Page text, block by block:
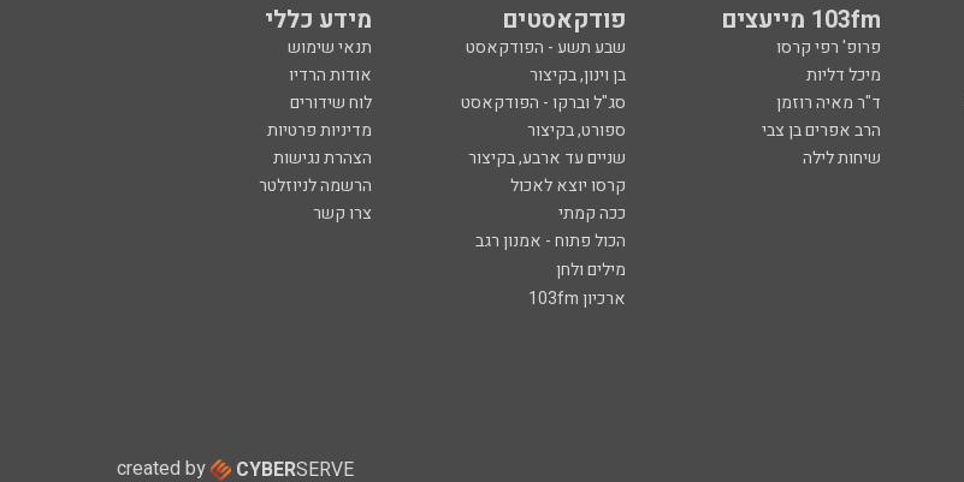
103fm מייעצים פודקאסטים מידע כללי
פרופ' רפי קרסו שבע תשע - הפודקאסט
תנאי שימוש
מיכל דליות בן וינון, בקיצור
אודות הרדיו
ד"ר מאיה רוזמן סג"ל וברקו - הפודקאסט
לוח שידורים
הרב אפרים בן צבי ספורט, בקיצור
מדיניות פרטיות
שיחות לילה שניים עד ארבע, בקיצור
הצהרת נגישות
קרסו יוצא לאכול
הרשמה לניוזלטר
ככה קמתי
צרו קשר
הכול פתוח - אמנון רגב
מילים ולחן
ארכיון 103fm
created by CYBERSERVE